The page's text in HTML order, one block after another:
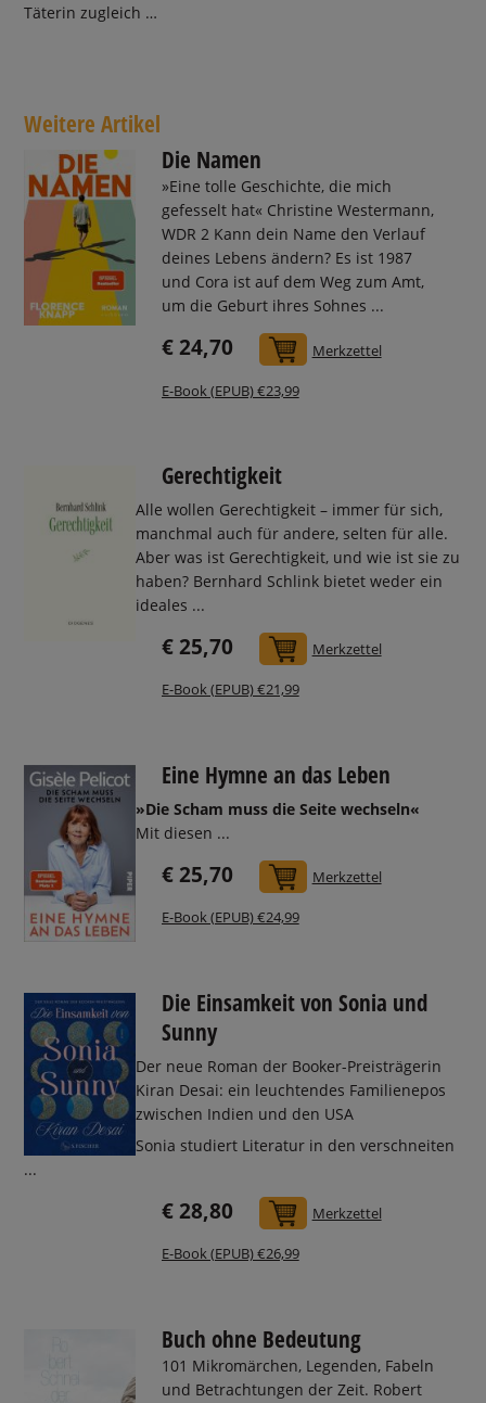
Täterin zugleich …
Weitere Artikel
Die Namen
»Eine tolle Geschichte, die mich
gefesselt hat« Christine Westermann,
WDR 2 Kann dein Name den Verlauf
deines Lebens ändern? Es ist 1987
und Cora ist auf dem Weg zum Amt,
um die Geburt ihres Sohnes ...
€ 24,70 In den Warenkorb
Merkzettel
E-Book (EPUB) €23,99
Gerechtigkeit
Alle wollen Gerechtigkeit – immer für sich,
manchmal auch für andere, selten für alle.
Aber was ist Gerechtigkeit, und wie ist sie zu
haben? Bernhard Schlink bietet weder ein
ideales ...
€ 25,70 In den Warenkorb
Merkzettel
E-Book (EPUB) €21,99
Eine Hymne an das Leben
»Die Scham muss die Seite wechseln«
Mit diesen ...
€ 25,70 In den Warenkorb
Merkzettel
E-Book (EPUB) €24,99
Die Einsamkeit von Sonia und
Sunny
Der neue Roman der Booker-Preisträgerin
Kiran Desai: ein leuchtendes Familienepos
zwischen Indien und den USA
Sonia studiert Literatur in den verschneiten
...
€ 28,80 In den Warenkorb
Merkzettel
E-Book (EPUB) €26,99
Buch ohne Bedeutung
101 Mikromärchen, Legenden, Fabeln
und Betrachtungen der Zeit. Robert